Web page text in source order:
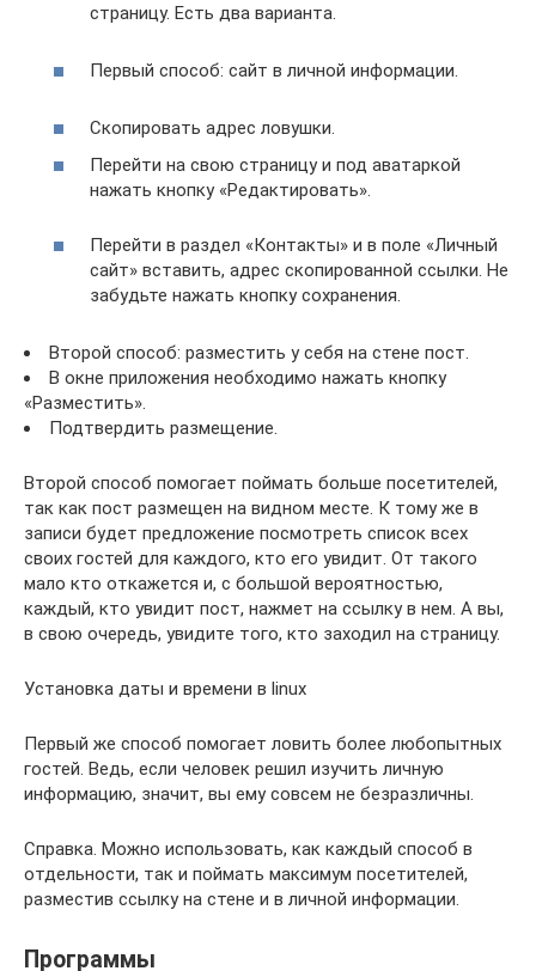
страницу. Есть два варианта.
Первый способ: сайт в личной информации.
Скопировать адрес ловушки.
Перейти на свою страницу и под аватаркой
нажать кнопку «Редактировать».
Перейти в раздел «Контакты» и в поле «Личный
сайт» вставить, адрес скопированной ссылки. Не
забудьте нажать кнопку сохранения.
Второй способ: разместить у себя на стене пост.
В окне приложения необходимо нажать кнопку
«Разместить».
Подтвердить размещение.
Второй способ помогает поймать больше посетителей,
так как пост размещен на видном месте. К тому же в
записи будет предложение посмотреть список всех
своих гостей для каждого, кто его увидит. От такого
мало кто откажется и, с большой вероятностью,
каждый, кто увидит пост, нажмет на ссылку в нем. А вы,
в свою очередь, увидите того, кто заходил на страницу.
Установка даты и времени в linux
Первый же способ помогает ловить более любопытных
гостей. Ведь, если человек решил изучить личную
информацию, значит, вы ему совсем не безразличны.
Справка. Можно использовать, как каждый способ в
отдельности, так и поймать максимум посетителей,
разместив ссылку на стене и в личной информации.
Программы